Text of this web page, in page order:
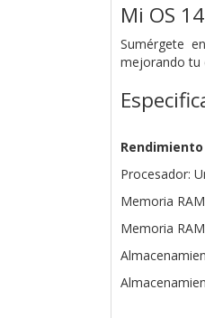
Mi OS 14
Sumérgete
mejorando tu
Procesador:
Memoria
Memoria